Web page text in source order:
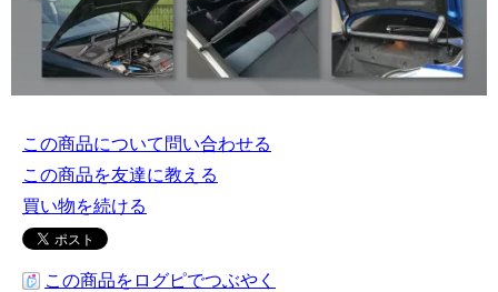
この商品について問い合わせる
この商品を友達に教える
買い物を続ける
この商品をログピでつぶやく